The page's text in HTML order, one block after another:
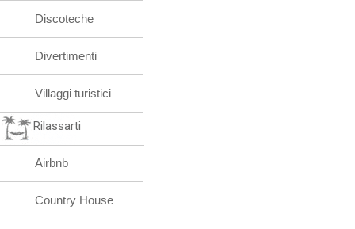
Discoteche
Divertimenti
Villaggi turistici
Rilassarti
Airbnb
Country House